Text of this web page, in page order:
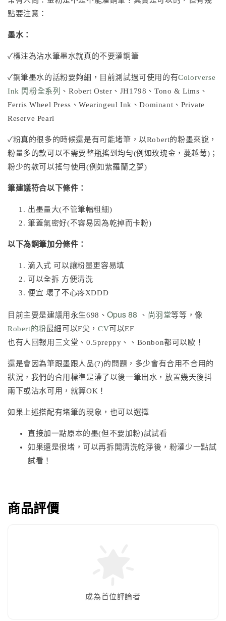
點要注意：
墨水：
✓標注為沾水筆墨水就真的不要灌鋼筆
✓鋼筆墨水的話粉要夠細，目前測試過可使用的有Colorverse
Ink 閃粉全系列
、Robert Oster 、 JH1798 、Tono & Lims 、
Ferris Wheel Press 、Wearingeul Ink 、Dominant、Private
Reserve Pearl
✓粉真的很多的時候還是有可能堵筆，以Robert的粉墨來說，
粉量多的款可以不需要整瓶搖到均勻(例如玫瑰金，蔓越莓)；
粉少的款可以搖勻使用(例如紫羅蘭之夢)
筆建議符合以下條件：
出墨量大(不管筆幅粗細)
筆蓋氣密好(不容易因為乾掉而卡粉)
以下為鋼筆加分條件：
滴入式 可以讓粉墨更容易填
可以全拆 方便清洗
便宜 壞了不心疼XDDD
目前主要是建議用永生698、Opus 88 、 尚羽堂等等，像
Robert的粉最細可以F尖，CV可以EF
也有人回報用三文堂、0.5preppy、、Bonbon都可以歐！
還是會因為筆跟墨跟人品(?)的問題，多少會有合用不合用的
狀況，我們的合用標準是灌了以後一筆出水，放置幾天後抖
兩下或沾水可用，就算OK！
如果上述搭配有堵筆的現象，也可以選擇
直接加一點原本的墨(但不要加粉)試試看
如果還是很堵，可以再拆開清洗乾淨後，粉灌少一點試
試看！
商品評價
成為首位評論者